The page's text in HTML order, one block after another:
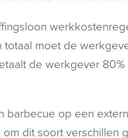
totaal moet de
de werkgever 80%
barbecue op een
dit soort verschillen